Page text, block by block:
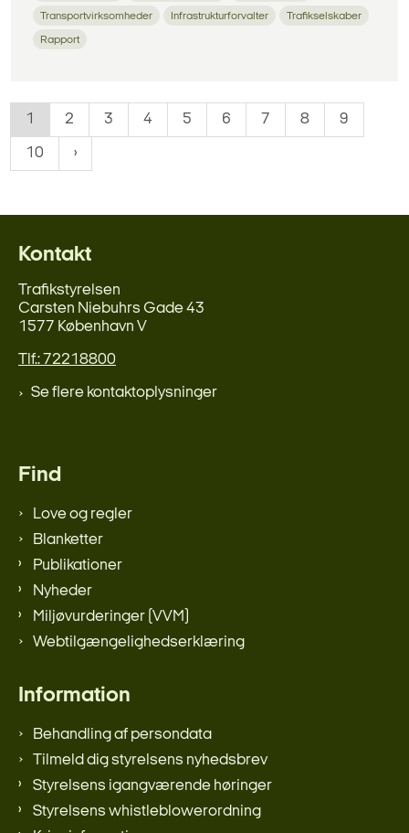
Transportvirksomheder Infrastrukturforvalter Trafikselskaber
Rapport
1 2 3 4 5 6 7 8 9
10
Kontakt
Trafikstyrelsen
Carsten Niebuhrs Gade 43
1577 København V
Tlf.: 72218800
Se flere kontaktoplysninger
Find
Love og regler
Blanketter
Publikationer
Nyheder
Miljøvurderinger (VVM)
Webtilgængelighedserklæring
Information
Behandling af persondata
Tilmeld dig styrelsens nyhedsbrev
Styrelsens igangværende høringer
Styrelsens whistleblowerordning